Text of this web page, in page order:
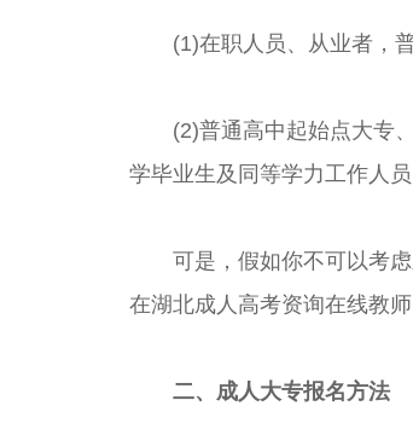
(1)在职人员、从业者，普
(2)普通高中起始点大专、
学毕业生及同等学力工作人
可是，假如你不可以考虑
在湖北成人高考资询在线教
二、成人大专报名方法